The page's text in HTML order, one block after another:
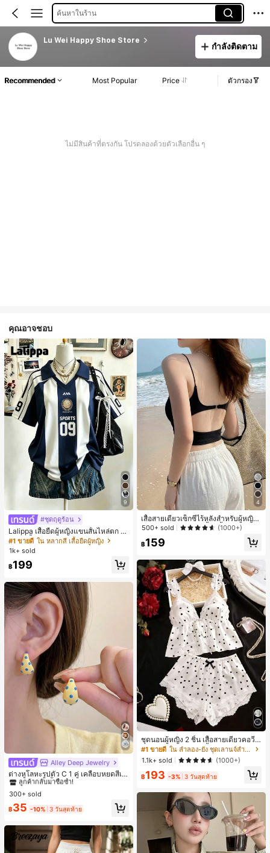
ค้นหาในร้าน
Lu Wei Happy Shoe Store
กำลังติดตาม
Recommended Most Popular Price ตัวกรอง
ไม่มีสินค้าที่ตรงกัน โปรดลองด้วยตัวเลือกอื่น ๆ
คุณอาจชอบ
9
#ชุดฤดูร้อน
Lalippa เสื้อยืดผู้หญิงแขนสั้นไหล่ตก ค
อวีปกเสื้อ ลายพิมพ์ดิจิทัลลายทาง สไตล์
สปอร์ตแฟชั่นมินิมอล ของขวัญสำหรับเ
พื่อน
#1 ขายดี ใน หลากสี เสื้อยืดผู้หญิง
1k+ sold
฿199
Alley Deep Jewelry
ต่างหูโลหะรูปตัว C 1 คู่ เคลือบหยดสีเห
ลือง ลายจุดสีน้ำเงิน สไตล์ยุโรปและอเม
ริกัน แฟชั่นส่วนตัว หวานและสง่างาม
สำหรับผู้หญิงและเด็กหญิง สำหรับการเ
ดินทาง งานแต่งงาน ปาร์ตี้ วันเกิด ของ
#1 ขายดี ใน โบโฮ ต่างหูผู้หญิง
ลูกค้ากลับมาซื้อซ้ำ!
เกือบหมดแล้ว!
#1 ขายดี ใน โบโฮ ต่างหูผู้หญิง
ลูกค้ากลับมาซื้อซ้ำ!
เกือบหมดแล้ว!
#1 ขายดี ใน โบโฮ ต่างหูผู้หญิง
ลูกค้ากลับมาซื้อซ้ำ!
เกือบหมดแล้ว!
#1 ขายดี
ใน โบโฮ ต่างหูผู้หญิง
เกือบหมดแล้ว!
300+ sold
฿35 -10% 3 วันสุดท้าย
4
เสื้อสายเดี่ยวเซ็กซี่ไร้หลังสำหรับผู้หญิง
พร้อมบราแบบมีฟองน้ำ, เสื้อกล้ามแขน
500+ sold (1000+)
฿159
ชุดนอนผู้หญิง 2 ชิ้น เสื้อสายเดี่ยวคอวีลู
กไม้ พร้อมกางเกงขาสั้นแต่งลูกไม้ แต่ง
โบว์ที่เอว ชุดลำลองผู้หญิงนุ่มสบายน่ารั
ก สไตล์เอสเธติก
#1 ขายดี
ใน ลำลอง-ยัง ชุดเลานจ์สำหรับผู้หญิง
1.1k+ sold
(1000+)
฿193 -3% 3 วันสุดท้าย